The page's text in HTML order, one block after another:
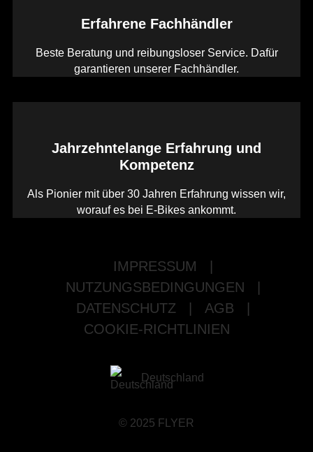
Erfahrene Fachhändler
Beste Beratung und reibungsloser Service. Dafür
garantieren unserer Fachhändler.
Jahrzehntelange Erfahrung und
Kompetenz
Als Pionier mit über 30 Jahren Erfahrung wissen wir,
worauf es bei E-Bikes ankommt.
IMPRESSUM
NUTZUNGSBEDINGUNGEN
DATENSCHUTZ
AGB
COOKIE-RICHTLINIEN
Deutschland
© 2025 FLYER